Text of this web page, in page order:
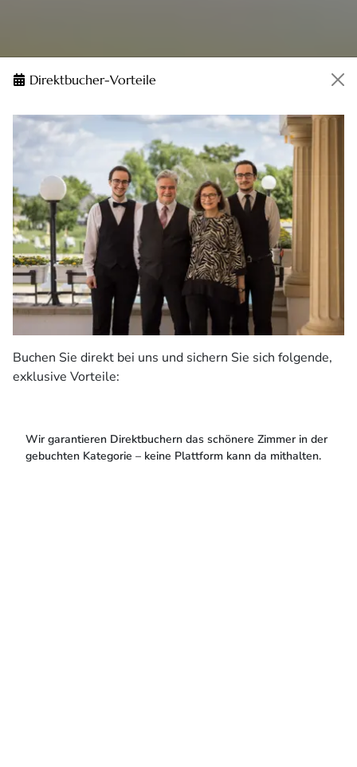
Direktbucher-Vorteile
Buchen Sie direkt bei uns und sichern Sie sich folgende,
exklusive Vorteile:
Wir garantieren Direktbuchern das schönere Zimmer in der
gebuchten Kategorie – keine Plattform kann da mithalten.